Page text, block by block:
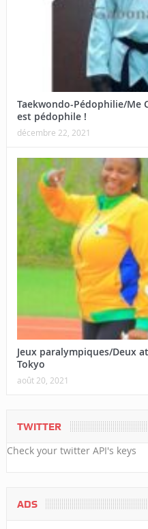
Taekwondo-Pédophilie/Me
est pédophile !
décembre 22, 2021
Jeux paralympiques/Deux
Tokyo
août 20, 2021
TWITTER
Check your twitter API's keys
ADS